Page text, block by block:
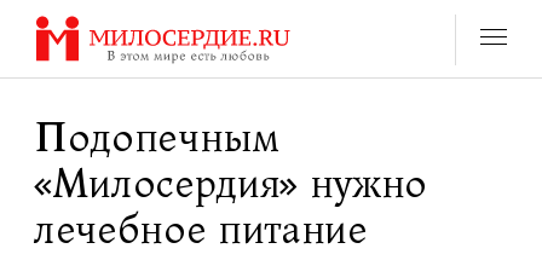
Перейти
содержанию
Подопечным
«Милосердия» нужно
лечебное питание